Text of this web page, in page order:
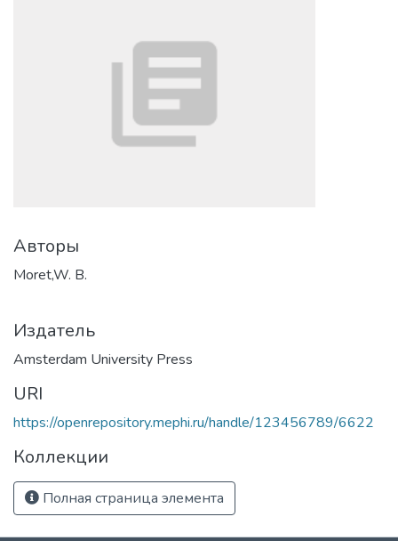
Авторы
Moret,W. B.
Издатель
Amsterdam University Press
URI
https://openrepository.mephi.ru/handle/123456789/6622
Коллекции
Полная страница элемента